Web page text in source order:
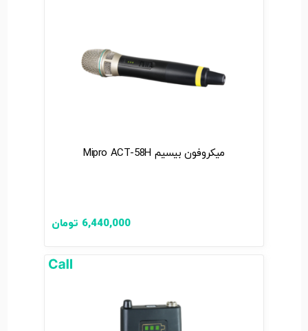
میکروفون بیسیم Mipro ACT-58H
6,440,000 تومان